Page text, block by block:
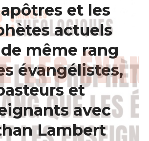
et les
actuels
même rang
évangélistes,
et
avec
Lambert